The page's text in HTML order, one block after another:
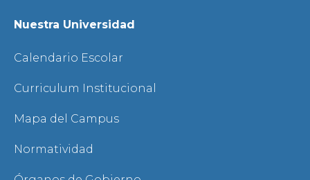
Nuestra Universidad
Calendario Escolar
Curriculum Institucional
Mapa del Campus
Normatividad